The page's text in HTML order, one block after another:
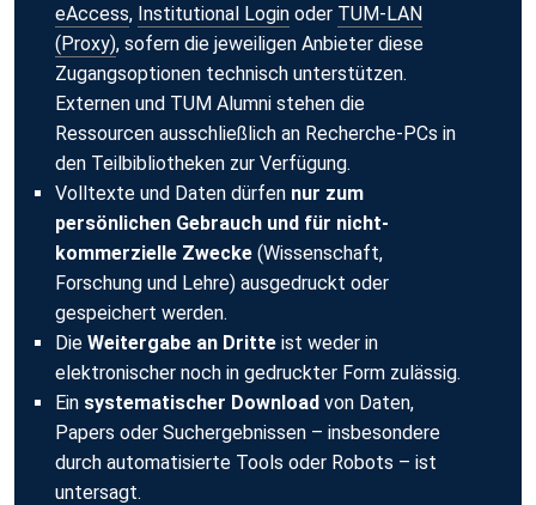
eAccess, Institutional Loginoder TUM-LAN
(Proxy), sofern die jeweiligen Anbieter diese
Zugangsoptionen technisch unterstützen.
Externen und TUM Alumni stehen die
Ressourcen ausschließlich an Recherche-PCs in
den Teilbibliotheken zur Verfügung.
Volltexte und Daten dürfen nur zum
persönlichen Gebrauch und für nicht-
kommerzielle Zwecke(Wissenschaft,
Forschung und Lehre) ausgedruckt oder
gespeichert werden.
Die Weitergabe an Dritteist weder in
elektronischer noch in gedruckter Form zulässig.
Ein systematischer Downloadvon Daten,
Papers oder Suchergebnissen – insbesondere
durch automatisierte Tools oder Robots – ist
untersagt.